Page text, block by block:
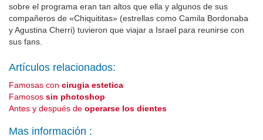
sobre el programa eran tan altos que ella y algunos de sus
compañeros de «Chiquititas» (estrellas como Camila Bordonaba
y Agustina Cherri) tuvieron que viajar a Israel para reunirse con
sus fans.
Artículos relacionados:
Famosas con cirugia estetica
Famosos sin photoshop
Antes y después de operarse los dientes
Mas información :